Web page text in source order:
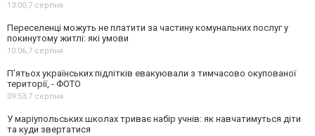
13:00,7 серпня
Переселенці можуть не платити за частину комунальних послуг у
покинутому житлі: які умови
10:06,7 серпня
П’ятьох українських підлітків евакуювали з тимчасово окупованої
території, - ФОТО
09:53,7 серпня
У маріупольських школах триває набір учнів: як навчатимуться діти
та куди звертатися